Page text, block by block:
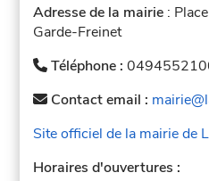
Adresse de la mairie :
Garde-Freinet
Téléphone :
Contact email :
Site officiel de la mairie de
Horaires d'ouvertures :